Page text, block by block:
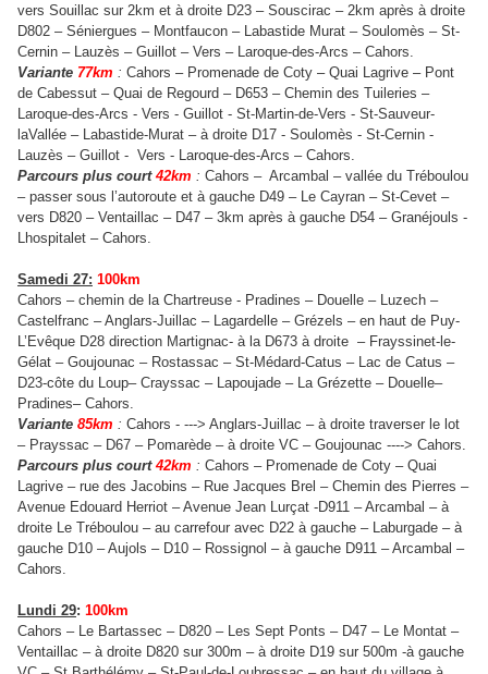
vers Souillac sur 2km et à droite D23 – Souscirac – 2km après à droite
D802 – Séniergues – Montfaucon – Labastide Murat – Soulomès – St-
Cernin – Lauzès – Guillot – Vers – Laroque-des-Arcs – Cahors.
Variante 77km : Cahors – Promenade de Coty – Quai Lagrive – Pont
de Cabessut – Quai de Regourd – D653 – Chemin des Tuileries –
Laroque-des-Arcs - Vers - Guillot - St-Martin-de-Vers - St-Sauveur-
laVallée – Labastide-Murat – à droite D17 - Soulomès - St-Cernin -
Lauzès – Guillot - Vers - Laroque-des-Arcs – Cahors.
Parcours plus court 42km : Cahors – Arcambal – vallée du Tréboulou
– passer sous l’autoroute et à gauche D49 – Le Cayran – St-Cevet –
vers D820 – Ventaillac – D47 – 3km après à gauche D54 – Granéjouls -
Lhospitalet – Cahors.
Samedi 27: 100km
Cahors – chemin de la Chartreuse - Pradines – Douelle – Luzech –
Castelfranc – Anglars-Juillac – Lagardelle – Grézels – en haut de Puy-
L’Evêque D28 direction Martignac- à la D673 à droite – Frayssinet-le-
Gélat – Goujounac – Rostassac – St-Médard-Catus – Lac de Catus –
D23-côte du Loup– Crayssac – Lapoujade – La Grézette – Douelle–
Pradines– Cahors.
Variante 85km : Cahors - ---> Anglars-Juillac – à droite traverser le lot
– Prayssac – D67 – Pomarède – à droite VC – Goujounac ----> Cahors.
Parcours plus court 42km : Cahors – Promenade de Coty – Quai
Lagrive – rue des Jacobins – Rue Jacques Brel – Chemin des Pierres –
Avenue Edouard Herriot – Avenue Jean Lurçat -D911 – Arcambal – à
droite Le Tréboulou – au carrefour avec D22 à gauche – Laburgade – à
gauche D10 – Aujols – D10 – Rossignol – à gauche D911 – Arcambal –
Cahors.
Lundi 29: 100km
Cahors – Le Bartassec – D820 – Les Sept Ponts – D47 – Le Montat –
Ventaillac – à droite D820 sur 300m – à droite D19 sur 500m -à gauche